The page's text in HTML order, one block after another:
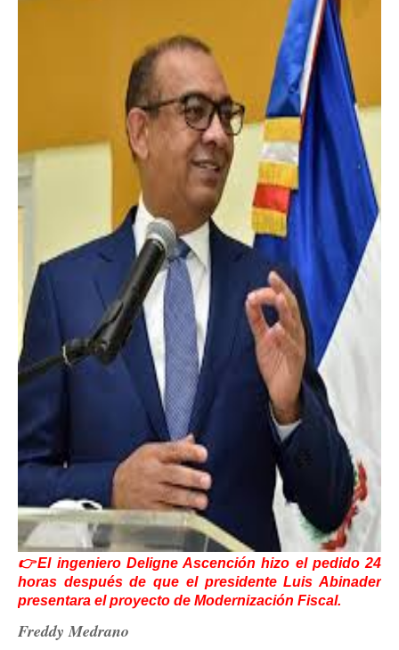
👉El ingeniero Deligne Ascención hizo el pedido 24
horas después de que el presidente Luis Abinader
presentara el proyecto de Modernización Fiscal.
Freddy Medrano